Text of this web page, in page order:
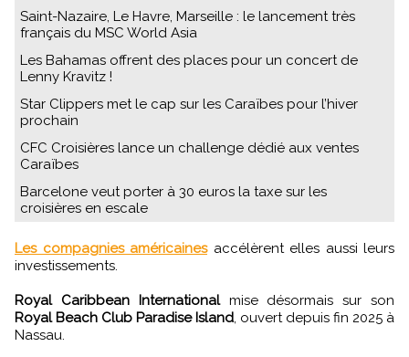
Saint-Nazaire, Le Havre, Marseille : le lancement très
français du MSC World Asia
Les Bahamas offrent des places pour un concert de
Lenny Kravitz !
Star Clippers met le cap sur les Caraïbes pour l’hiver
prochain
CFC Croisières lance un challenge dédié aux ventes
Caraïbes
Barcelone veut porter à 30 euros la taxe sur les
croisières en escale
Les compagnies américainesaccélèrent elles aussi leurs
investissements.
Royal Caribbean Internationalmise désormais sur son
Royal Beach Club Paradise Island, ouvert depuis fin 2025 à
Nassau.